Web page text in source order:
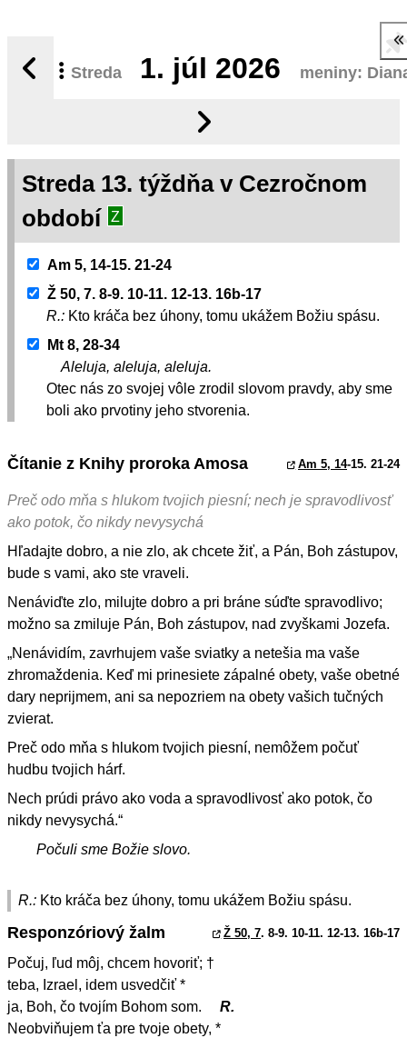
Streda 1. júl 2026 meniny:
Streda 13. týždňa v Cezročnom
období
Z
Am 5, 14-15. 21-24
Ž 50, 7. 8-9. 10-11. 12-13. 16b-17
R.: Kto kráča bez úhony, tomu ukážem Božiu spásu.
Mt 8, 28-34
Aleluja, aleluja, aleluja.
Otec nás zo svojej vôle zrodil slovom pravdy, aby sme
boli ako prvotiny jeho stvorenia.
Čítanie z Knihy proroka Amosa Am 5, 14-15. 21-24
Preč odo mňa s hlukom tvojich piesní; nech je spravodlivosť
ako potok, čo nikdy nevysychá
Hľadajte dobro, a nie zlo, ak chcete žiť, a Pán, Boh zástupov,
bude s vami, ako ste vraveli.
Nenáviďte zlo, milujte dobro a pri bráne súďte spravodlivo;
možno sa zmiluje Pán, Boh zástupov, nad zvyškami Jozefa.
„Nenávidím, zavrhujem vaše sviatky a netešia ma vaše
zhromaždenia. Keď mi prinesiete zápalné obety, vaše obetné
dary neprijmem, ani sa nepozriem na obety vašich tučných
zvierat.
Preč odo mňa s hlukom tvojich piesní, nemôžem počuť
hudbu tvojich hárf.
Nech prúdi právo ako voda a spravodlivosť ako potok, čo
nikdy nevysychá.“
Počuli sme Božie slovo.
R.: Kto kráča bez úhony, tomu ukážem Božiu spásu.
Responzóriový žalm Ž 50, 7. 8-9. 10-11. 12-13. 16b-17
Počuj, ľud môj, chcem hovoriť; †
teba, Izrael, idem usvedčiť *
ja, Boh, čo tvojím Bohom som.
R.
Neobviňujem ťa pre tvoje obety, *